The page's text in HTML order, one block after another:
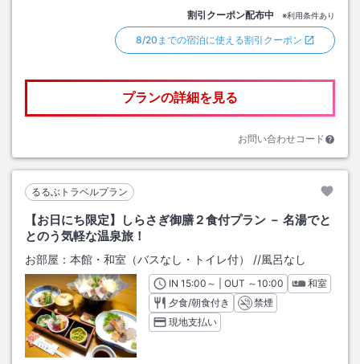
割引クーポン配布中 ※利用条件あり
8/20までの宿泊に使える割引クーポン
プランの詳細を見る
お問い合わせコード
るるぶトラベルプラン
【お日にち限定】しらさぎ御膳２食付プラン － 名湯でと
とのう気軽な温泉旅！
お部屋： 本館・和室（バスなし・トイレ付） //風呂なし
INチェックイン
15:00 ～ | OUT チェックアウト
～10:00
和室
夕食/朝食付き
禁煙
現地支払い